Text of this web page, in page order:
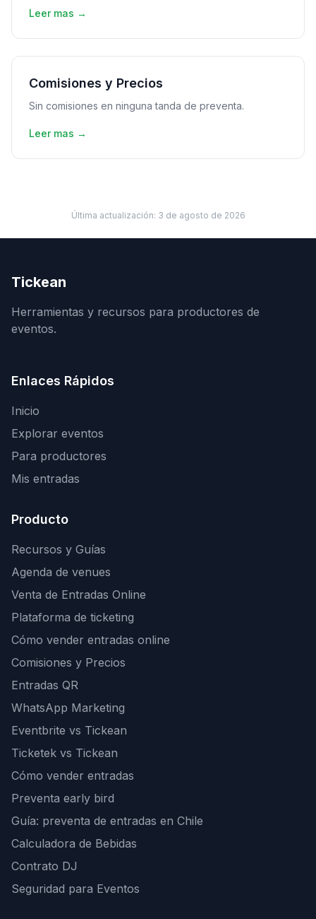
Leer mas →
Comisiones y Precios
Sin comisiones en ninguna tanda de preventa.
Leer mas →
Última actualización: 3 de agosto de 2026
Tickean
Herramientas y recursos para productores de
eventos.
Enlaces Rápidos
Inicio
Explorar eventos
Para productores
Mis entradas
Producto
Recursos y Guías
Agenda de venues
Venta de Entradas Online
Plataforma de ticketing
Cómo vender entradas online
Comisiones y Precios
Entradas QR
WhatsApp Marketing
Eventbrite vs Tickean
Ticketek vs Tickean
Cómo vender entradas
Preventa early bird
Guía: preventa de entradas en Chile
Calculadora de Bebidas
Contrato DJ
Seguridad para Eventos